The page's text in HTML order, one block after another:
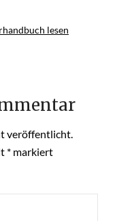
lesen
veröffentlicht.
*markiert